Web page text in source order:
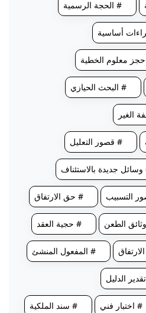
# الحجة الرسمية
أساسية
معلوم الخطية
# البحث الحيازي
الغير
# قصور التعليل
جديدة بالاستئناف
التسبيب # حق الارتفاق
الطعن # حجية العقد
# المفعول المنشئ
الدليل
# اختبار فني # سند الملكية